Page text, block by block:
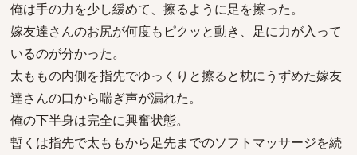
俺は手の力を少し緩めて、擦るように足を擦った。
嫁友達さんのお尻が何度もピクッと動き、足に力が入って
いるのが分かった。
太ももの内側を指先でゆっくりと擦ると枕にうずめた嫁友
達さんの口から喘ぎ声が漏れた。
俺の下半身は完全に興奮状態。
暫くは指先で太ももから足先までのソフトマッサージを続